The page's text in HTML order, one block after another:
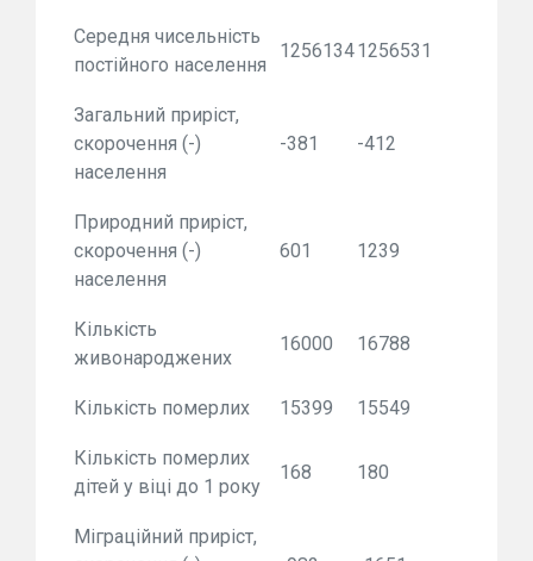
Середня чисельність
постійного населення
12561341256531
Загальний приріст,
скорочення (-)
населення
-381 -412
Природний приріст,
скорочення (-)
населення
601 1239
Кількість
живонароджених
16000 16788
Кількість померлих 15399 15549
Кількість померлих
дітей у віці до 1 року
168 180
Міграційний приріст,